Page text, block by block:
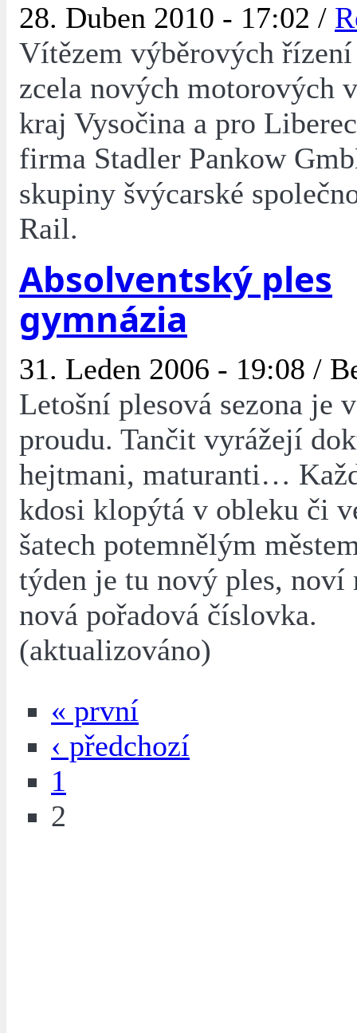
28. Duben 2010 - 17:02 /
Vítězem výběrových řízení
zcela nových motorových
kraj Vysočina a pro
firma Stadler Pankow
skupiny švýcarské
Rail.
Absolventský ples
gymnázia
31. Leden 2006 - 19:08 /
Letošní plesová sezona je
proudu. Tančit vyrážejí
hejtmani, maturanti…
kdosi klopýtá v obleku či
šatech potemnělým
týden je tu nový ples, noví
nová pořadová číslovka.
(aktualizováno)
« první
‹ předchozí
1
2